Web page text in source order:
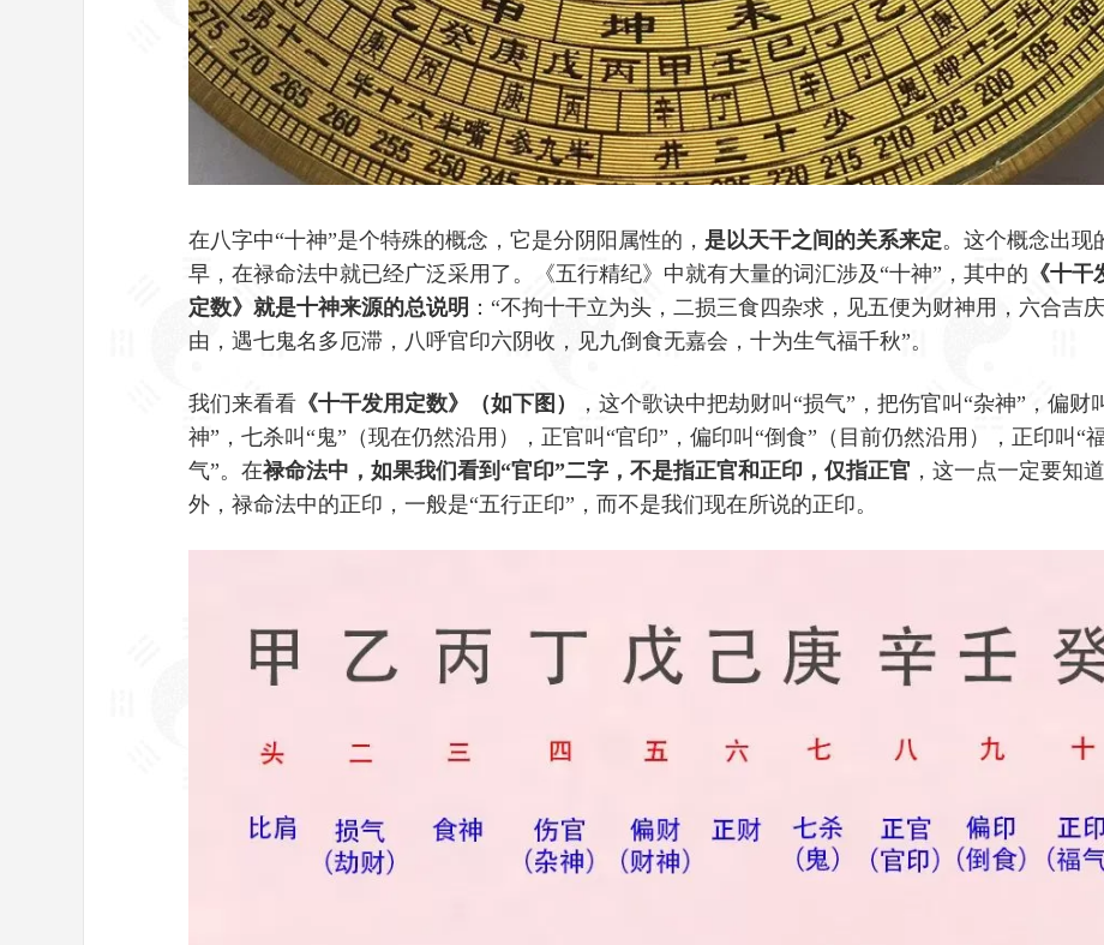
在八字中“十神”是个特殊的概念，它是分阴阳属性的， 是以天干之间的关系来定。这个概念出现
早，在禄命法中就已经广泛采用了。《五行精纪》中就有大量的词汇涉及“十神”，其中的 《十干
定数》就是十神来源的总说明 ：“不拘十干立为头，二损三食四杂求，见五便为财神用，六合吉
由，遇七鬼名多厄滞，八呼官印六阴收，见九倒食无嘉会，十为生气福千秋”。
我们来看看 《十干发用定数》（如下图）
，这个歌诀中把劫财叫“损气”，把伤官叫“杂神”，偏财
神”，七杀叫“鬼”（现在仍然沿用），正官叫“官印”，偏印叫“倒食”（目前仍然沿用），正印叫“
气”。在禄命法中，如果我们看到“官印”二字，不是指正官和正印，仅指正官 ，这一点一定要知
外，禄命法中的正印，一般是“五行正印”，而不是我们现在所说的正印。